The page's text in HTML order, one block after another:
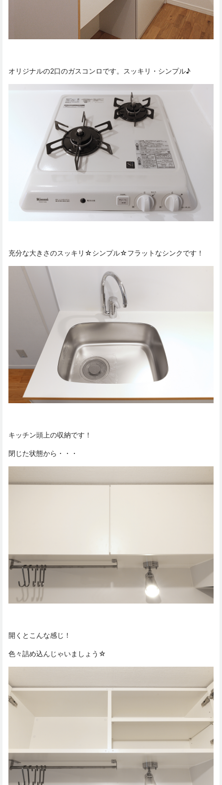
オリジナルの2口のガスコンロです。スッキリ・シンプル♪
充分な大きさのスッキリ☆シンプル☆フラットなシンクです！
キッチン頭上の収納です！
閉じた状態から・・・
開くとこんな感じ！
色々詰め込んじゃいましょう☆